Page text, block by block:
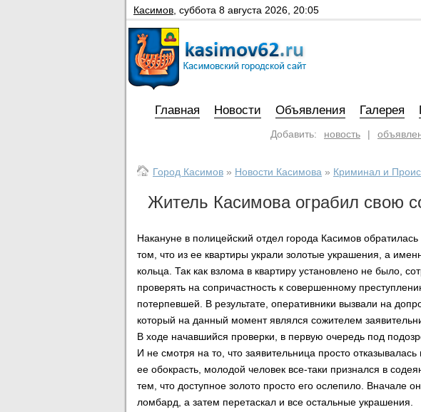
Касимов суббота 8 августа 2026, 20:05
Главная Новости Объявления Галерея
Добавить: новость |
Город Касимов » Новости Касимова » Криминал и
Житель Касимова ограбил свою
Накануне в полицейский отдел города Касимов
том, что из ее квартиры украли золотые украшения, а
кольца. Так как взлома в квартиру установлено не было,
проверять на сопричастность к совершенному
потерпевшей. В результате, оперативники вызвали на
который на данный момент являлся сожителем
В ходе начавшийся проверки, в первую очередь под
И не смотря на то, что заявительница просто
ее обокрасть, молодой человек все-таки признался в
тем, что доступное золото просто его ослепило. Вначале
ломбард, а затем перетаскал и все остальные украшения.